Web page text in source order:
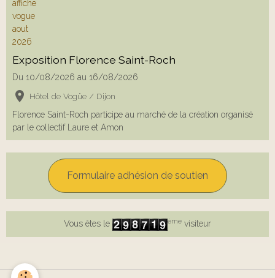
Exposition Florence Saint-Roch
Du 10/08/2026 au 16/08/2026
Hôtel de Vogüe / Dijon
Florence Saint-Roch participe au marché de la création organisé
par le collectif Laure et Amon
Formulaire adhésion de soutien
Vous êtes le ème visiteur